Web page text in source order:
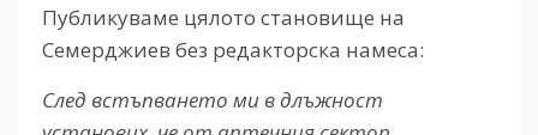
Публикуваме цялото становище на
Семерджиев без редакторска намеса:
След встъпването ми в длъжност